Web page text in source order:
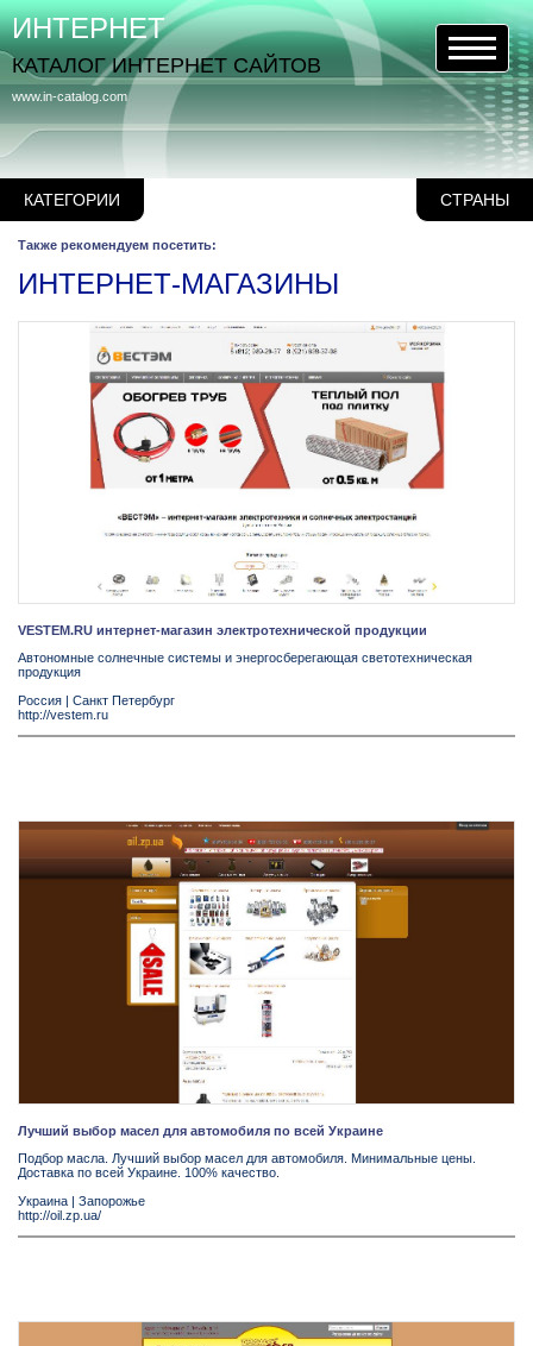
КАТЕГОРИИ СТРАНЫ
www.in-catalog.com
ИНТЕРНЕТ
КАТАЛОГ ИНТЕРНЕТ САЙТОВ
Также рекомендуем посетить:
ИНТЕРНЕТ-МАГАЗИНЫ
VESTEM.RU интернет-магазин электротехнической продукции
Автономные солнечные системы и энергосберегающая светотехническая
продукция
Россия
Санкт Петербург
http://vestem.ru
Лучший выбор масел для автомобиля по всей Украине
Подбор масла. Лучший выбор масел для автомобиля. Минимальные цены.
Доставка по всей Украине. 100% качество.
Украина | Запорожье
http://oil.zp.ua/